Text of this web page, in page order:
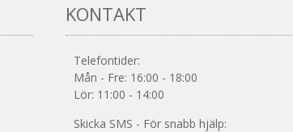
kan
på
produktsidan
KONTAKT
Telefontider:
Mån - Fre: 16:00 - 18:00
Lör: 11:00 - 14:00
Skicka SMS - För snabb hjälp: